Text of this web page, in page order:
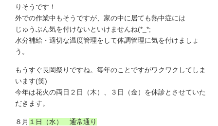
りそうです！
外での作業中もそうですが、家の中に居ても熱中症には
じゅうぶん気を付けないといけませんね(*_*;
水分補給・適切な温度管理をして体調管理に気を付けましょ
う。
もうすぐ長岡祭りですね。毎年のことですがワクワクしてしま
います(笑)
今年は花火の両日２日（木）、３日（金）を休診とさせていた
だきます。
８月 １日（水） 通常通り